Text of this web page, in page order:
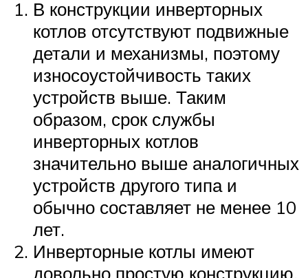
В конструкции инверторных
котлов отсутствуют подвижные
детали и механизмы, поэтому
износоустойчивость таких
устройств выше. Таким
образом, срок службы
инверторных котлов
значительно выше аналогичных
устройств другого типа и
обычно составляет не менее 10
лет.
Инверторные котлы имеют
довольно простую конструкцию,